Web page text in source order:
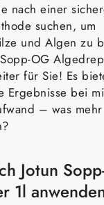
nach einer
suchen, um
und Algen zu
OG
für Sie! Es
Ergebnisse bei
– was mehr
Jotun
1l